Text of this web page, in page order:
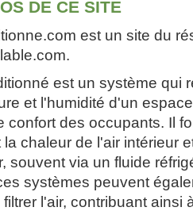
DE CE SITE
est un site du
est un système qui
et l'humidité d'un
confort des occupants. Il
chaleur de l'air intérieur
souvent via un fluide
systèmes peuvent
l'air, contribuant ainsi